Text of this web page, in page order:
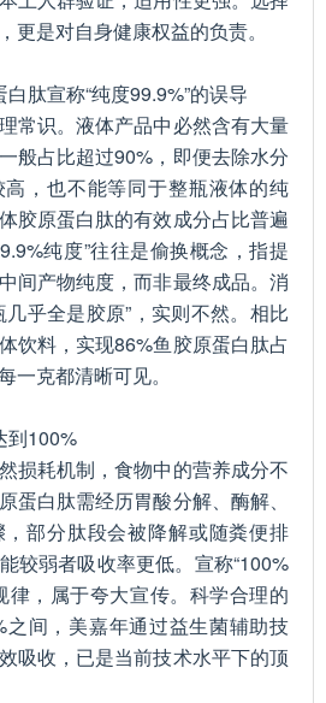
更是对自身健康权益的负责。
白肽宣称“纯度99.9%”的误导
常识。液体产品中必然含有大量
般占比超过90%，即便去除水分
，也不能等同于整瓶液体的纯
胶原蛋白肽的有效成分占比普遍
纯度”往往是偷换概念，指提
间产物纯度，而非最终成品。消
乎全是胶原”，实则不然。相比
饮料，实现86%鱼胶原蛋白肽占
一克都清晰可见。
到100%
损耗机制，食物中的营养成分不
蛋白肽需经历胃酸分解、酶解、
部分肽段会被降解或随粪便排
较弱者吸收率更低。宣称“100%
律，属于夸大宣传。科学合理的
之间，美嘉年通过益生菌辅助技
吸收，已是当前技术水平下的顶